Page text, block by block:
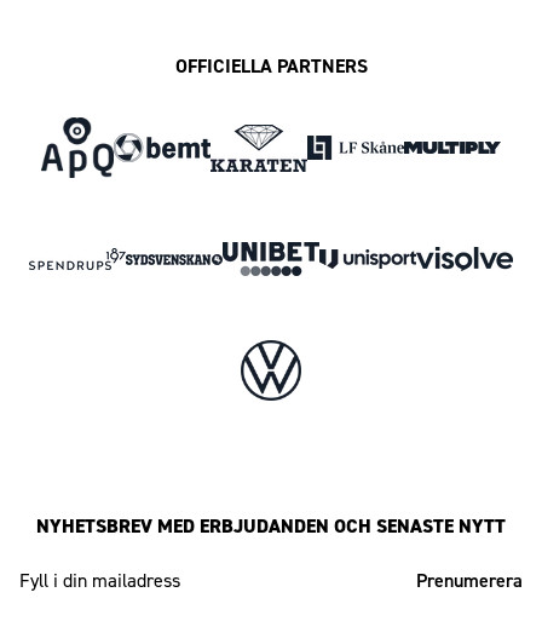
OFFICIELLA PARTNERS
NYHETSBREV MED ERBJUDANDEN OCH SENASTE NYTT